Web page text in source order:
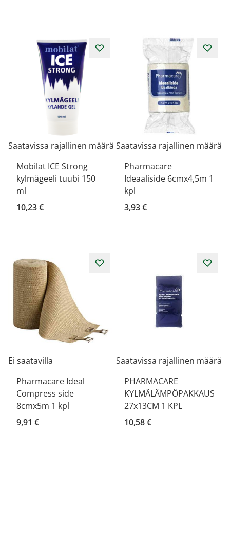
Saatavissa rajallinen määrä
Mobilat ICE Strong
kylmägeeli tuubi 150
ml
10,23 €
Saatavissa rajallinen määrä
Pharmacare
Ideaaliside 6cmx4,5m 1
kpl
3,93 €
Ei saatavilla
Pharmacare Ideal
Compress side
8cmx5m 1 kpl
9,91 €
Saatavissa rajallinen määrä
PHARMACARE
KYLMÄLÄMPÖPAKKAUS
27x13CM 1 KPL
10,58 €